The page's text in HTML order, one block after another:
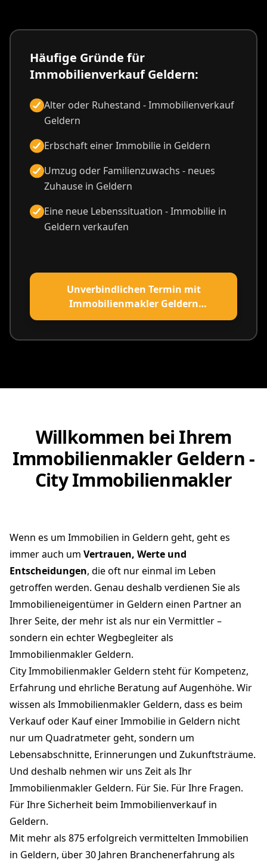
Häufige Gründe für
Immobilienverkauf Geldern:
Alter oder Ruhestand - Immobilienverkauf
Geldern
Erbschaft einer Immobilie in Geldern
Umzug oder Familienzuwachs - neues
Zuhause in Geldern
Eine neue Lebenssituation - Immobilie in
Geldern verkaufen
Unverbindlichen Termin mit
Immobilienmakler Geldern
vereinbaren
Willkommen bei Ihrem
Immobilienmakler Geldern -
City Immobilienmakler
Wenn es um Immobilien in Geldern geht, geht es
immer auch um Vertrauen, Werte und
Entscheidungen, die oft nur einmal im Leben
getroffen werden. Genau deshalb verdienen Sie als
Immobilieneigentümer in Geldern einen Partner an
Ihrer Seite, der mehr ist als nur ein Vermittler –
sondern ein echter Wegbegleiter als
Immobilienmakler Geldern.
City Immobilienmakler Geldern steht für Kompetenz,
Erfahrung und ehrliche Beratung auf Augenhöhe. Wir
wissen als Immobilienmakler Geldern, dass es beim
Verkauf oder Kauf einer Immobilie in Geldern nicht
nur um Quadratmeter geht, sondern um
Lebensabschnitte, Erinnerungen und Zukunftsträume.
Und deshalb nehmen wir uns Zeit als Ihr
Immobilienmakler Geldern. Für Sie. Für Ihre Fragen.
Für Ihre Sicherheit beim Immobilienverkauf in
Geldern.
Mit mehr als 875 erfolgreich vermittelten Immobilien
in Geldern, über 30 Jahren Branchenerfahrung als